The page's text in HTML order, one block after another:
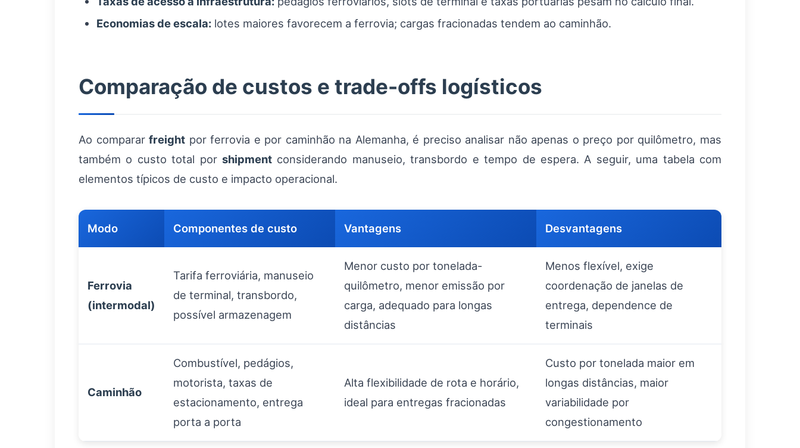
Economias de escala: lotes maiores favorecem a ferrovia; cargas fracionadas tendem ao caminhão.
Comparação de custos e trade-offs logísticos
Ao compararfreight por ferrovia e por caminhão na Alemanha, é preciso analisar não apenas o preço por quilômetro, mas
também o custo total porshipment considerando manuseio, transbordo e tempo de espera. A seguir, uma tabela com
elementos típicos de custo e impacto operacional.
Modo Componentes de custo Vantagens Desvantagens
Ferrovia
(intermodal)
Tarifa ferroviária, manuseio
de terminal, transbordo,
possível armazenagem
Menor custo por tonelada-
quilômetro, menor emissão por
carga, adequado para longas
distâncias
Menos flexível, exige
coordenação de janelas de
entrega, dependence de
terminais
Caminhão
Combustível, pedágios,
motorista, taxas de
estacionamento, entrega
porta a porta
Alta flexibilidade de rota e horário,
ideal para entregas fracionadas
Custo por tonelada maior em
longas distâncias, maior
variabilidade por
congestionamento